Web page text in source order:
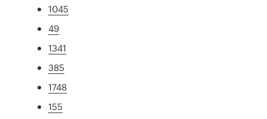
1045
49
1341
385
1748
155